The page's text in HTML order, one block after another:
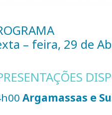
– feira, 29 de
Argamassas e